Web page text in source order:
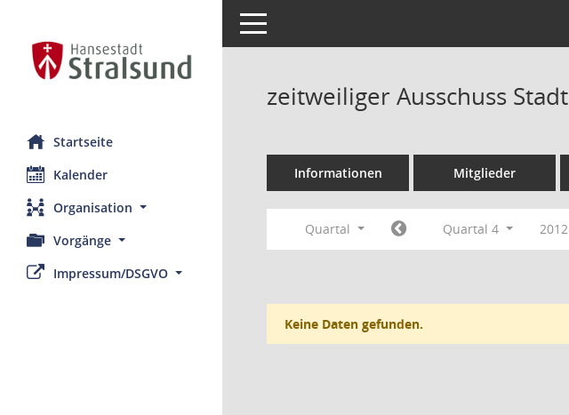
Startseite
Kalender
Organisation
Vorgänge
Impressum/DSGVO
Toggle navigation
zeitweiliger Ausschuss
Informationen Mitglieder
Quartal Quartal 4 2012
Keine Daten gefunden.